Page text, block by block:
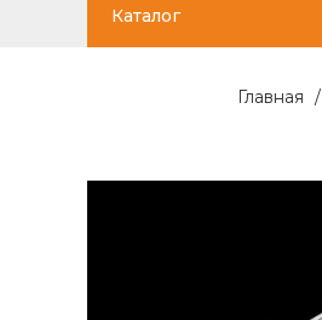
Каталог
Главная /